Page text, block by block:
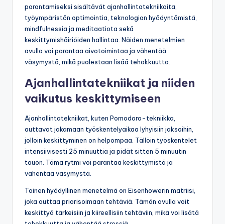
parantamiseksi sisältävät ajanhallintatekniikoita,
työympäristön optimointia, teknologian hyödyntämistä,
mindfulnessia ja meditaatiota sekä
keskittymishäiriöiden hallintaa. Näiden menetelmien
avulla voi parantaa aivotoimintaa ja vähentää
väsymystä, mikä puolestaan lisää tehokkuutta.
Ajanhallintatekniikat ja niiden
vaikutus keskittymiseen
Ajanhallintatekniikat, kuten Pomodoro-tekniikka,
auttavat jakamaan työskentelyaikaa lyhyisiin jaksoihin,
jolloin keskittyminen on helpompaa. Tällöin työskentelet
intensiivisesti 25 minuuttia ja pidät sitten 5 minuutin
tauon. Tämä rytmi voi parantaa keskittymistä ja
vähentää väsymystä.
Toinen hyödyllinen menetelmä on Eisenhowerin matriisi,
joka auttaa priorisoimaan tehtäviä. Tämän avulla voit
keskittyä tärkeisiin ja kiireellisiin tehtäviin, mikä voi lisätä